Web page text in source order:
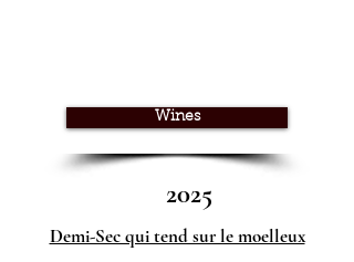
Wines
2025
Demi-Sec qui tend sur le moelleux